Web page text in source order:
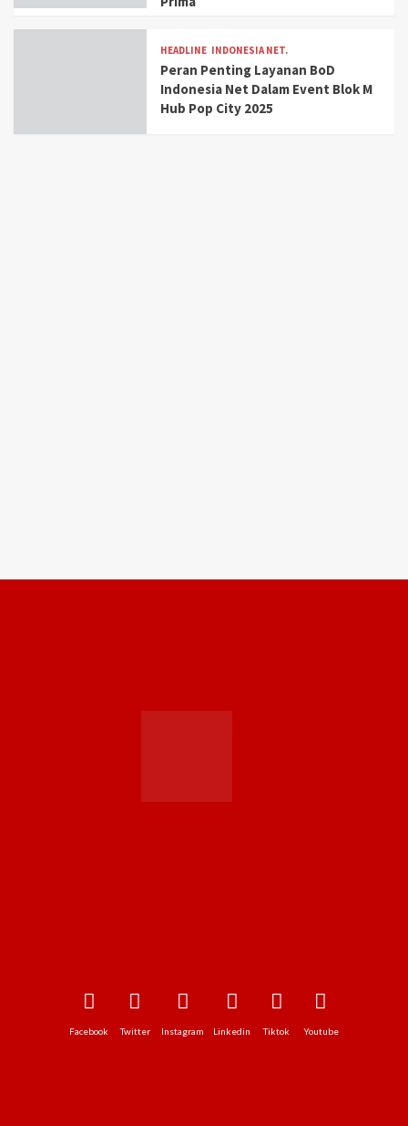
HEADLINE INDONESIA NET.
Peran Penting Layanan BoD
Indonesia Net Dalam Event Blok M
Hub Pop City 2025
Facebook Twitter Instagram Linkedin Tiktok Youtube